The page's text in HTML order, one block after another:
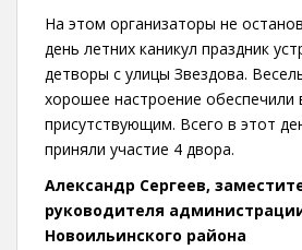
На этом организаторы не
день летних каникул праздник
детворы с улицы Звездова.
хорошее настроение обеспечили
присутствующим. Всего в этот
приняли участие 4 двора.
Александр Сергеев,
руководителя
Новоильинского района